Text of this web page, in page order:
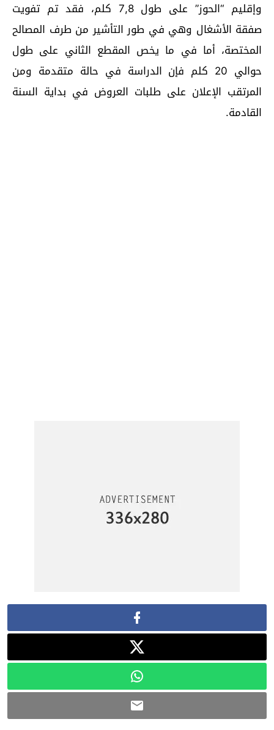
وإقليم “الحوز” على طول 7,8 كلم، فقد تم تفويت
صفقة الأشغال وهي في طور التأشير من طرف المصالح
المختصة، أما في ما يخص المقطع الثاني على طول
حوالي 20 كلم فإن الدراسة في حالة متقدمة ومن
المرتقب الإعلان على طلبات العروض في بداية السنة
القادمة.